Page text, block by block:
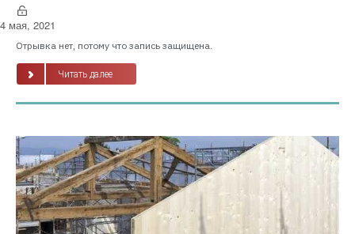
4 мая, 2021
Отрывка нет, потому что запись защищена.
Читать далее